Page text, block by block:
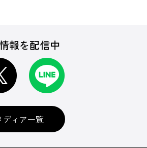
報を配信中
ディア一覧